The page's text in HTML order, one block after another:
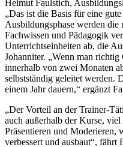
Helmut Faulstich,
„Das ist die Basis für eine
Ausbildungsphase werden
Fachwissen und Pädagogik
Unterrichtseinheiten ab, die
Johanniter. „Wenn man
innerhalb von zwei Monaten
selbstständig geleitet werden.
einem Jahr dauern,“ ergänzt
„Der Vorteil an der Trainer-
auch außerhalb der Kurse,
Präsentieren und Moderieren,
verbessert und ausbaut“,